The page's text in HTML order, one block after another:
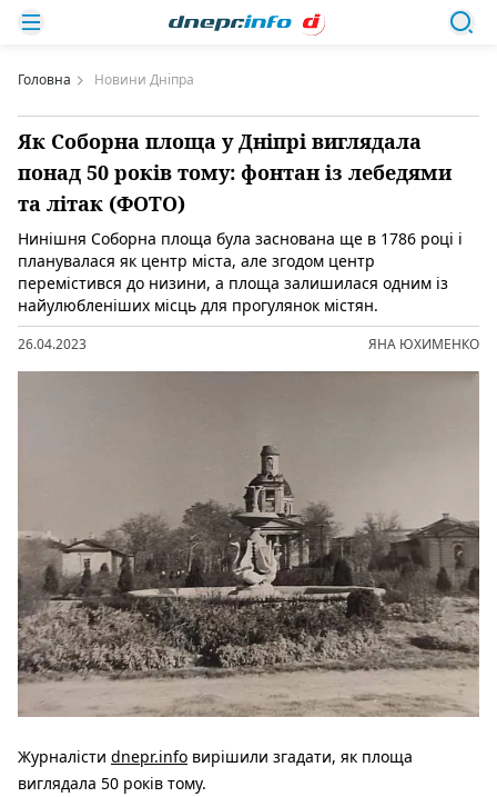
Головна Новини Дніпра
Як Соборна площа у Дніпрі виглядала
понад 50 років тому: фонтан із лебедями
та літак (ФОТО)
Нинішня Соборна площа була заснована ще в 1786 році і
планувалася як центр міста, але згодом центр
перемістився до низини, а площа залишилася одним із
найулюбленіших місць для прогулянок містян.
26.04.2023 ЯНА ЮХИМЕНКО
Журналісти dnepr.info вирішили згадати, як площа
виглядала 50 років тому.